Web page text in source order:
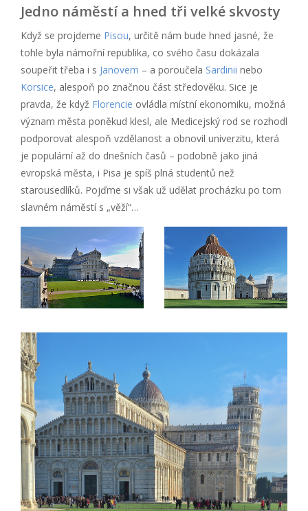
Jedno náměstí a hned tři velké skvosty
Když se projdeme Pisou, určitě nám bude hned jasné, že
tohle byla námořní republika, co svého času dokázala
soupeřit třeba i s Janovem – a poroučela Sardinii nebo
Korsice, alespoň po značnou část středověku. Sice je
pravda, že když Florencie ovládla místní ekonomiku, možná
význam města poněkud klesl, ale Medicejský rod se rozhodl
podporovat alespoň vzdělanost a obnovil univerzitu, která
je populární až do dnešních časů – podobně jako jiná
evropská města, i Pisa je spíš plná studentů než
starousedlíků. Pojďme si však už udělat procházku po tom
slavném náměstí s „věží“…